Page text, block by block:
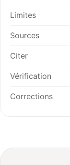
Limites
Sources
Citer
Vérification
Corrections